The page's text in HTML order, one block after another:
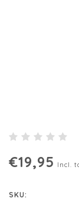
€19,95 Incl.
SKU: